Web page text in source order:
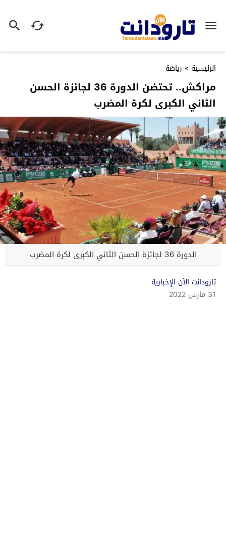
الرئيسية » رياضة
مراكش.. تحتضن الدورة 36 لجائزة الحسن
الثاني الكبرى لكرة المضرب
الدورة 36 لجائزة الحسن الثاني الكبرى لكرة المضرب
تارودانت الآن الإخبارية
31 مارس 2022